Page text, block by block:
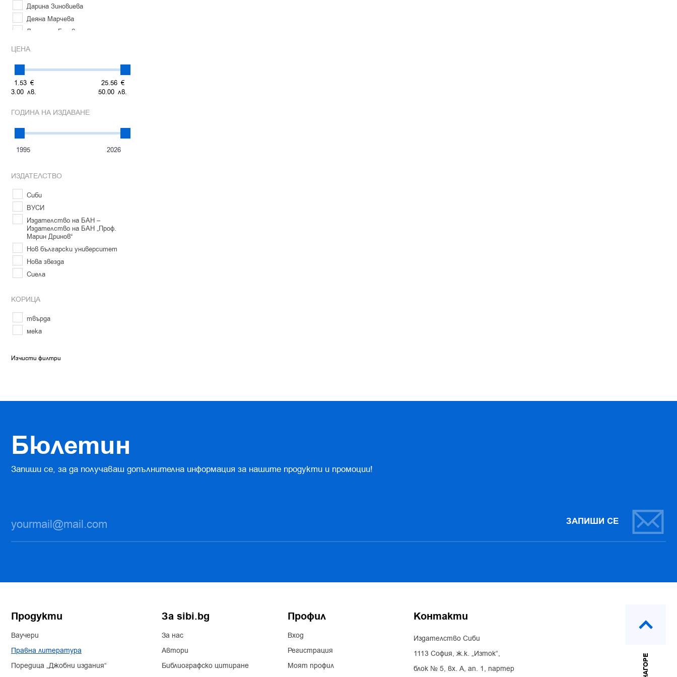
Дарина Зиновиева
Деяна Марчева
Димитър Ганев
Мартин Белов
Надежда Христова
Нина Чилова
Пламен Киров
Стойчо Дулевски
Христо Орманджиев
Христо Паунов
ЦЕНА
1.53 €
3.00 лв.
25.56 €
50.00 лв.
ГОДИНА НА ИЗДАВАНЕ
ИЗДАТЕЛСТВО
Сиби
ВУСИ
Издателство на БАН –
Издателство на БАН „Проф.
Марин Дринов“
Нов български университет
Нова звезда
Сиела
КОРИЦА
твърда
мека
Изчисти филтри
Бюлетин
Запиши се, за да получаваш допълнителна информация за нашите продукти и промоции!
ЗАПИШИ СЕ
Продукти
Ваучери
Правна литература
Поредица „Джобни издания“
За sibi.bg
За нас
Автори
Библиографско цитиране
Профил
Вход
Регистрация
Моят профил
Контакти
Издателство Сиби
1113 София, ж.к. „Изток“,
блок № 5, вх. А, ап. 1, партер
НАГОРЕ